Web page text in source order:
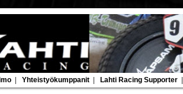
Yhteistyökumppanit Lahti Racing Supporter